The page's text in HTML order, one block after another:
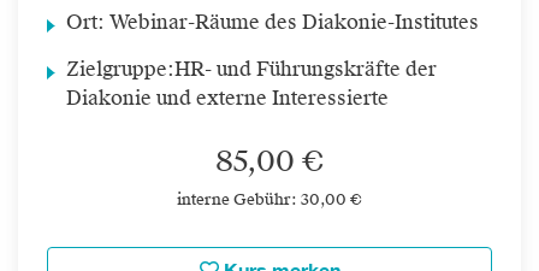
Ort: Webinar-Räume des Diakonie-Institutes
Zielgruppe:HR- und Führungskräfte der
Diakonie und externe Interessierte
85,00 €
interne Gebühr: 30,00 €